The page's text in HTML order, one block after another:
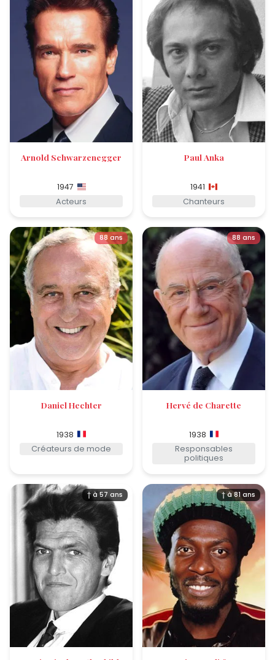
Arnold Schwarzenegger
1947
Acteurs
Paul Anka
1941
Chanteurs
88 ans
Daniel Hechter
1938
Créateurs de mode
88 ans
Hervé de Charette
1938
Responsables
politiques
† à 57 ans † à 81 ans